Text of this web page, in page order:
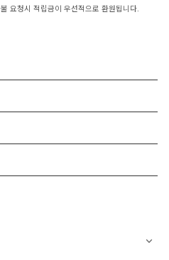
요청시 적립금이 우선적으로 환원됩니다.